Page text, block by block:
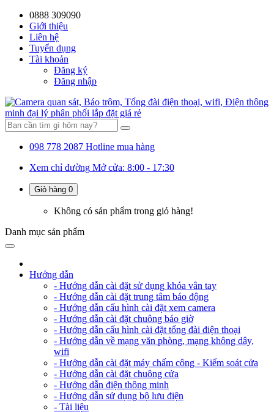
0888 309090
Giới thiệu
Liên hệ
Tuyển dụng
Tài khoản
Đăng ký
Đăng nhập
098 778 2087 Hotline mua hàng
Xem chỉ đường Mở cửa: 8:00 - 17:30
Giỏ hàng 0
Không có sản phẩm trong giỏ hàng!
Danh mục sản phẩm
Hướng dẫn
- Hướng dẫn cài đặt sử dụng khóa vân tay
- Hướng dẫn cài đặt trung tâm báo động
- Hướng dẫn cấu hình cài đặt xem camera
- Hướng dẫn cài đặt chuông báo giờ
- Hướng dẫn cấu hình cài đặt tổng đài điện thoại
- Hướng dẫn về mạng văn phòng, mạng không dây,
wifi
- Hướng dẫn cài đặt máy chấm công - Kiểm soát cửa
- Hướng dẫn cài đặt chuông cửa
- Hướng dẫn điện thông minh
- Hướng dẫn sử dụng bộ lưu điện
- Tài liệu